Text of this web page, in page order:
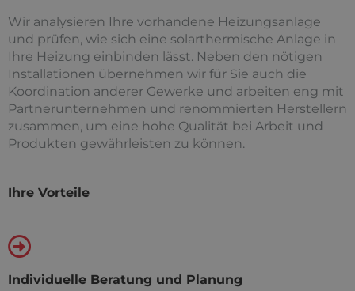
Wir analysieren Ihre vorhandene Heizungsanlage
und prüfen, wie sich eine solarthermische Anlage in
Ihre Heizung einbinden lässt. Neben den nötigen
Installationen übernehmen wir für Sie auch die
Koordination anderer Gewerke und arbeiten eng mit
Partnerunternehmen und renommierten Herstellern
zusammen, um eine hohe Qualität bei Arbeit und
Produkten gewährleisten zu können.
Ihre Vorteile
Individuelle Beratung und Planung